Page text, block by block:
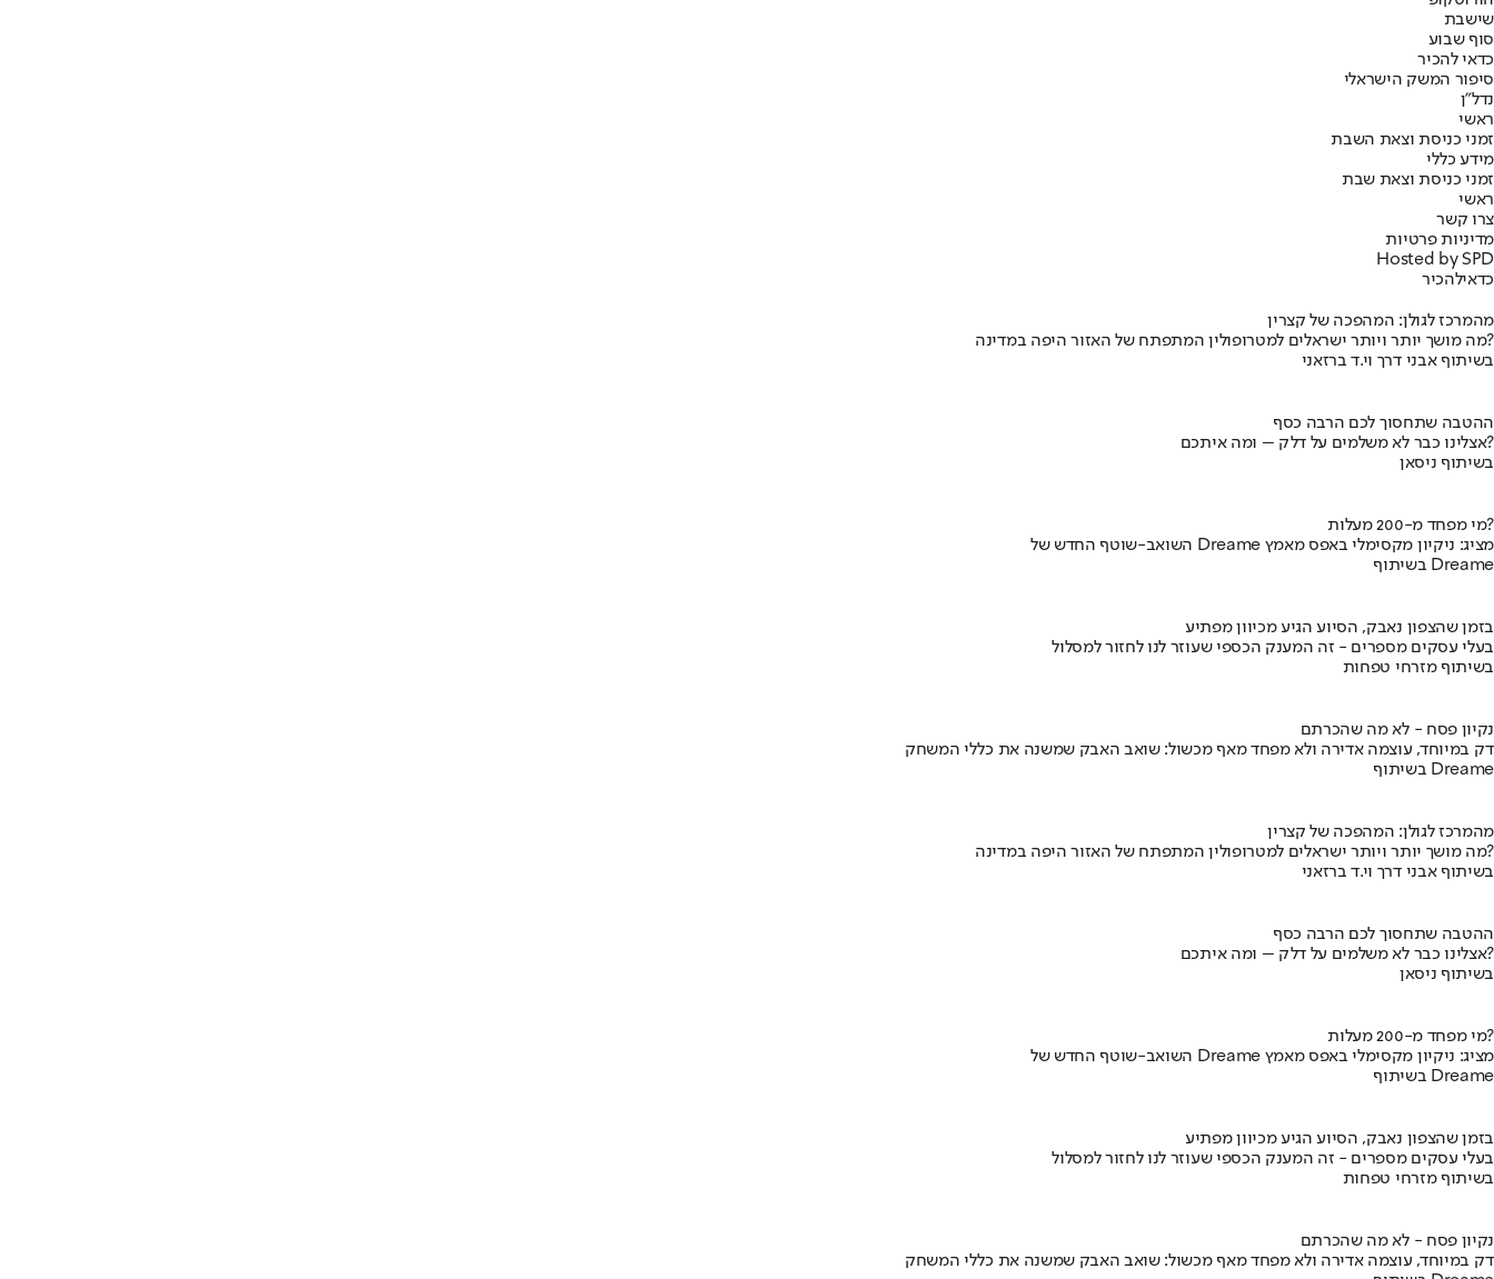
שישבת
סוף שבוע
כדאי להכיר
סיפור המשק הישראלי
נדל"ן
ראשי
זמני כניסת וצאת השבת
מידע כללי
זמני כניסת וצאת שבת
ראשי
צרו קשר
מדיניות פרטיות
Hosted by SPD
כדאילהכיר
מהמרכז לגולן: המהפכה של קצרין
מה מושך יותר ויותר ישראלים למטרופולין המתפתח של האזור היפה במדינה?
בשיתוף אבני דרך וי.ד ברזאני
ההטבה שתחסוך לכם הרבה כסף
אצלינו כבר לא משלמים על דלק – ומה איתכם?
בשיתוף ניסאן
מי מפחד מ-200 מעלות?
השואב-שוטף החדש של Dreame מציג: ניקיון מקסימלי באפס מאמץ
בשיתוף Dreame
בזמן שהצפון נאבק, הסיוע הגיע מכיוון מפתיע
בעלי עסקים מספרים - זה המענק הכספי שעוזר לנו לחזור למסלול
בשיתוף מזרחי טפחות
נקיון פסח - לא מה שהכרתם
דק במיוחד, עוצמה אדירה ולא מפחד מאף מכשול: שואב האבק שמשנה את כללי המשחק
בשיתוף Dreame
מהמרכז לגולן: המהפכה של קצרין
מה מושך יותר ויותר ישראלים למטרופולין המתפתח של האזור היפה במדינה?
בשיתוף אבני דרך וי.ד ברזאני
ההטבה שתחסוך לכם הרבה כסף
אצלינו כבר לא משלמים על דלק – ומה איתכם?
בשיתוף ניסאן
מי מפחד מ-200 מעלות?
השואב-שוטף החדש של Dreame מציג: ניקיון מקסימלי באפס מאמץ
בשיתוף Dreame
בזמן שהצפון נאבק, הסיוע הגיע מכיוון מפתיע
בעלי עסקים מספרים - זה המענק הכספי שעוזר לנו לחזור למסלול
בשיתוף מזרחי טפחות
נקיון פסח - לא מה שהכרתם
דק במיוחד, עוצמה אדירה ולא מפחד מאף מכשול: שואב האבק שמשנה את כללי המשחק